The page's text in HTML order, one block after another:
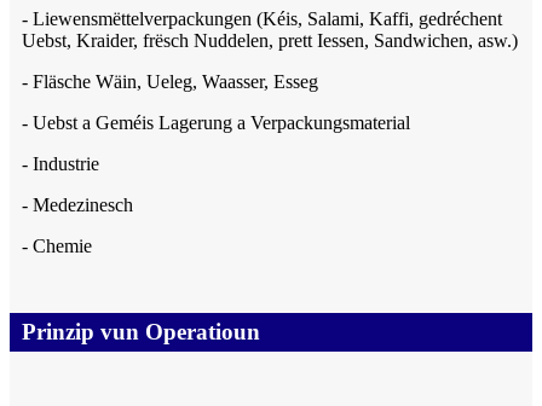
- Liewensmëttelverpackungen (Kéis, Salami, Kaffi, gedréchent
Uebst, Kraider, frësch Nuddelen, prett Iessen, Sandwichen, asw.)
- Fläsche Wäin, Ueleg, Waasser, Esseg
- Uebst a Geméis Lagerung a Verpackungsmaterial
- Industrie
- Medezinesch
- Chemie
Prinzip vun Operatioun